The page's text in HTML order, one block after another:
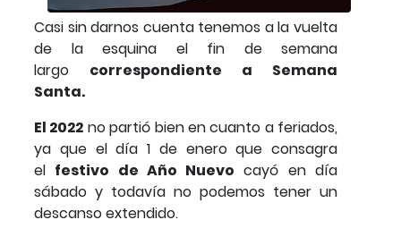
Casi sin darnos cuenta tenemos a la vuelta
de la esquina el fin de semana
largo correspondiente a Semana
Santa.
El 2022 no partió bien en cuanto a feriados,
ya que el día 1 de enero que consagra
el festivo de Año Nuevo cayó en día
sábado y todavía no podemos tener un
descanso extendido.